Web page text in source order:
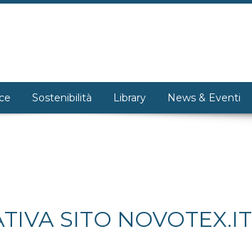
Sostenibilità Library News & Eventi
SITO NOVOTEX.IT